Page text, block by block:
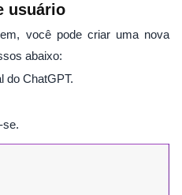
usuário
você pode criar uma nova
abaixo:
do ChatGPT.
se.